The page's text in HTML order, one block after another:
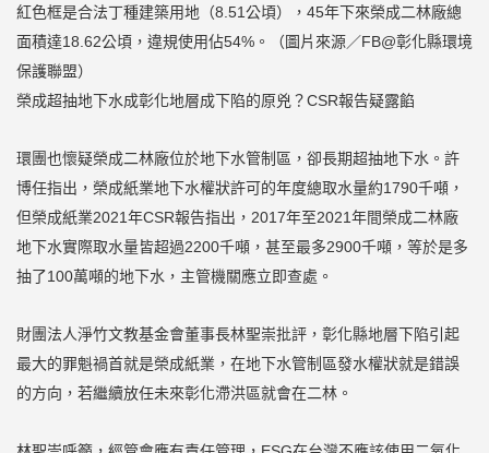
紅色框是合法丁種建築用地（8.51公頃），45年下來榮成二林廠總
面積達18.62公頃，違規使用佔54%。（圖片來源／FB@彰化縣環境
保護聯盟）
榮成超抽地下水成彰化地層成下陷的原兇？CSR報告疑露餡
環團也懷疑榮成二林廠位於地下水管制區，卻長期超抽地下水。許
博任指出，榮成紙業地下水權狀許可的年度總取水量約1790千噸，
但榮成紙業2021年CSR報告指出，2017年至2021年間榮成二林廠
地下水實際取水量皆超過2200千噸，甚至最多2900千噸，等於是多
抽了100萬噸的地下水，主管機關應立即查處。
財團法人淨竹文教基金會董事長林聖崇批評，彰化縣地層下陷引起
最大的罪魁禍首就是榮成紙業，在地下水管制區發水權狀就是錯誤
的方向，若繼續放任未來彰化滯洪區就會在二林。